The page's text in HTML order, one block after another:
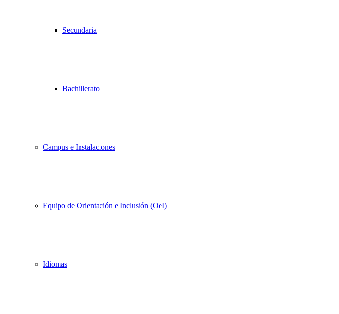
Secundaria
Bachillerato
Campus e Instalaciones
Equipo de Orientación e Inclusión (OeI)
Idiomas